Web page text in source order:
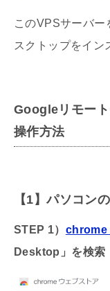
このVPSサーバ
スクトップをイン
Googleリモー
操作方法
【1】パソコン
STEP 1） chrome
Desktop」を検索